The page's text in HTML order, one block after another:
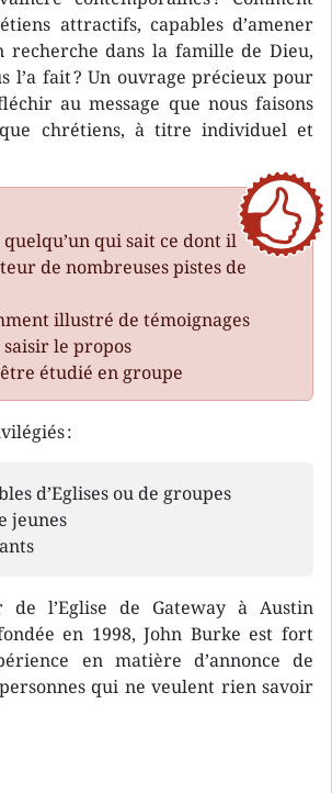
attractifs, capables d’amener
recherche dans la famille de Dieu,
l’a fait ? Un ouvrage précieux pour
au message que nous faisons
chrétiens, à titre individuel et
qui sait ce dont il
de nombreuses pistes de
illustré de témoignages
le propos
étudié en groupe
:
d’Eglises ou de groupes
jeunes
de l’Eglise de Gateway à Austin
en 1998, John Burke est fort
en matière d’annonce de
qui ne veulent rien savoir